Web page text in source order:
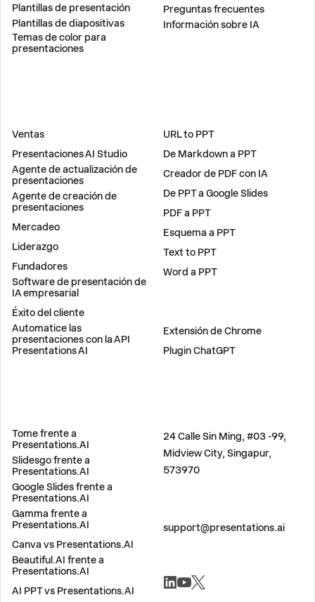
Plantillas de presentación
Plantillas de diapositivas
Temas de color para
presentaciones
Preguntas frecuentes
Información sobre IA
Ventas
Presentaciones AI Studio
Agente de actualización de
presentaciones
Agente de creación de
presentaciones
Mercadeo
Liderazgo
Fundadores
Software de presentación de
IA empresarial
Éxito del cliente
Automatice las
presentaciones con la API
Presentations AI
URL to PPT
De Markdown a PPT
Creador de PDF con IA
De PPT a Google Slides
PDF a PPT
Esquema a PPT
Text to PPT
Word a PPT
Extensión de Chrome
Plugin ChatGPT
Tome frente a
Presentations.AI
Slidesgo frente a
Presentations.AI
Google Slides frente a
Presentations.AI
Gamma frente a
Presentations.AI
Canva vs Presentations.AI
Beautiful.AI frente a
Presentations.AI
AI PPT vs Presentations.AI
24 Calle Sin Ming, #03 -99,
Midview City, Singapur,
573970
support@presentations.ai